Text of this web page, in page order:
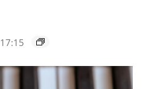
17:15